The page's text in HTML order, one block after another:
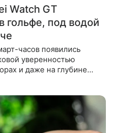
Watch GT
гольфе, под водой
часов появились
уверенностью
и даже на глубине